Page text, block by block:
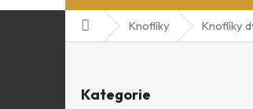
Domů Knoflíky Knoflíky
kategorie
Kategorie